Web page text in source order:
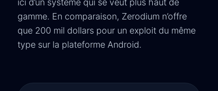
ici d’un système qui se veut plus haut de
gamme. En comparaison, Zerodium n’offre
que 200 mil dollars pour un exploit du même
type sur la plateforme Android.